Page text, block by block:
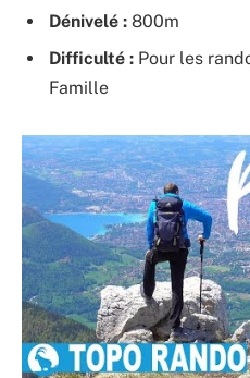
Dénivelé : 800m
Difficulté : Pour les
Famille